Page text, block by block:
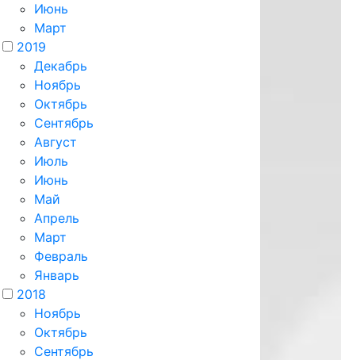
Июнь
Март
2019
Декабрь
Ноябрь
Октябрь
Сентябрь
Август
Июль
Июнь
Май
Апрель
Март
Февраль
Январь
2018
Ноябрь
Октябрь
Сентябрь